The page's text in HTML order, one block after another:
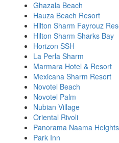
Ghazala Beach
Hauza Beach Resort
Hilton Sharm Fayrouz
Hilton Sharm Sharks Bay
Horizon SSH
La Perla Sharm
Marmara Hotel & Resort
Mexicana Sharm Resort
Novotel Beach
Novotel Palm
Nubian Village
Oriental Rivoli
Panorama Naama
Park Inn